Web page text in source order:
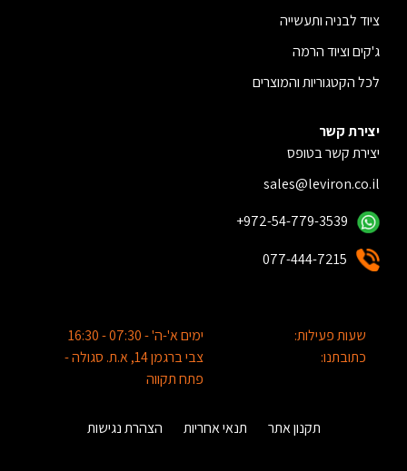
ציוד לבניה ותעשייה
ג'קים וציוד הרמה
לכל הקטגוריות והמוצרים
יצירת קשר
יצירת קשר בטופס
sales@leviron.co.il
+972-54-779-3539
077-444-7215
שעות פעילות:
ימים א'-ה' - 07:30 - 16:30
כתובתנו:
צבי ברגמן 14, א.ת. סגולה -
פתח תקווה
תקנון אתר תנאי אחריות הצהרת נגישות